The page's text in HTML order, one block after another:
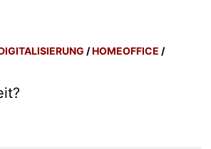
/HOMEOFFICE /